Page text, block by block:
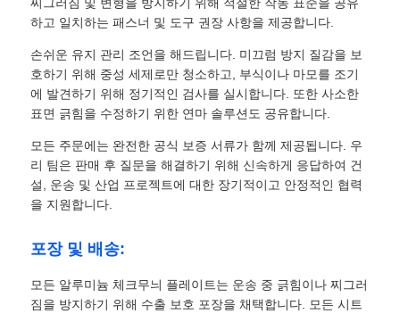
하고 일치하는 패스너 및 도구 권장 사항을 제공합니다.
손쉬운 유지 관리 조언을 해드립니다. 미끄럼 방지 질감을 보
호하기 위해 중성 세제로만 청소하고, 부식이나 마모를 조기
에 발견하기 위해 정기적인 검사를 실시합니다. 또한 사소한
표면 긁힘을 수정하기 위한 연마 솔루션도 공유합니다.
모든 주문에는 완전한 공식 보증 서류가 함께 제공됩니다. 우
리 팀은 판매 후 질문을 해결하기 위해 신속하게 응답하여 건
설, 운송 및 산업 프로젝트에 대한 장기적이고 안정적인 협력
을 지원합니다.
포장 및 배송:
모든 알루미늄 체크무늬 플레이트는 운송 중 긁힘이나 찌그러
짐을 방지하기 위해 수출 보호 포장을 채택합니다. 모든 시트